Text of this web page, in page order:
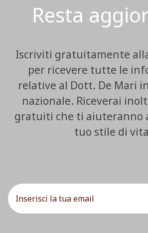
Resta
Iscriviti gratuitamente
per ricevere tutte le
relative al Dott. De Mari
nazionale. Riceverai
gratuiti che ti aiuteranno
tuo stile di vita